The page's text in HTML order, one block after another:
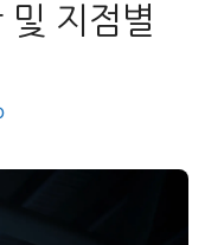
및 지점별